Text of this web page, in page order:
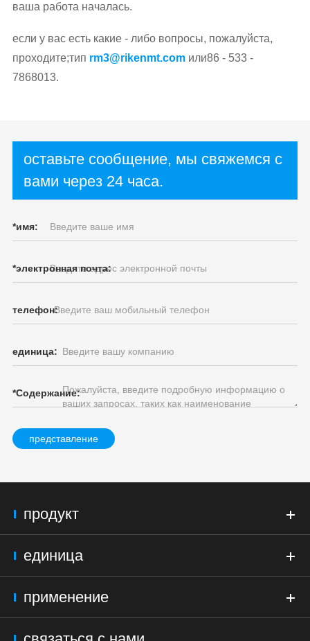
ваша работа началась.
если у вас есть какие - либо вопросы, пожалуйста,
проходите;тип rm3@rikenmt.com или86 - 533 -
7868013.
оставьте сообщение, мы свяжемся с
вами через 24 часа.
*имя:
*электронная почта:
телефон:
единица:
*Содержание:
представление
продукт
единица
применение